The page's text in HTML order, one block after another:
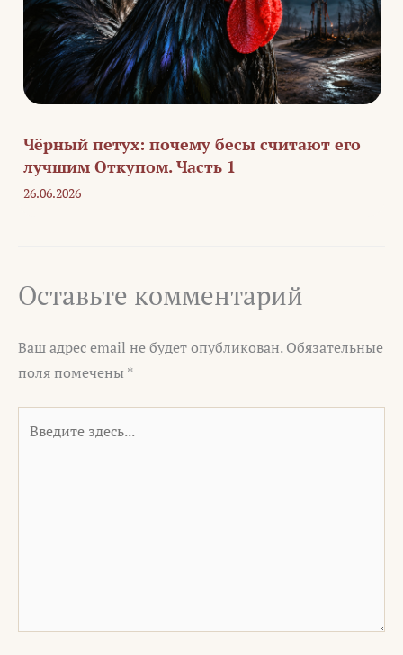
Чёрный петух: почему бесы считают его
лучшим Откупом. Часть 1
26.06.2026
Оставьте комментарий
Ваш адрес email не будет опубликован. Обязательные
поля помечены *
здесь...